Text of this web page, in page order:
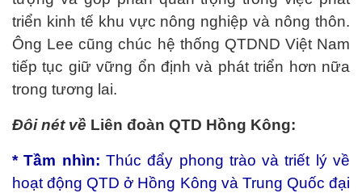
triển kinh tế khu vực nông nghiệp và nông thôn.
Ông Lee cũng chúc hệ thống QTDND Việt Nam
tiếp tục giữ vững ổn định và phát triển hơn nữa
trong tương lai.
Đôi nét về Liên đoàn QTD Hồng Kông:
* Tầm nhìn: Thúc đẩy phong trào và triết lý về
hoạt động QTD ở Hồng Kông và Trung Quốc đại